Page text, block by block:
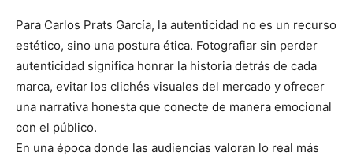
Para Carlos Prats García, la autenticidad no es un recurso
estético, sino una postura ética. Fotografiar sin perder
autenticidad significa honrar la historia detrás de cada
marca, evitar los clichés visuales del mercado y ofrecer
una narrativa honesta que conecte de manera emocional
con el público.
En una época donde las audiencias valoran lo real más